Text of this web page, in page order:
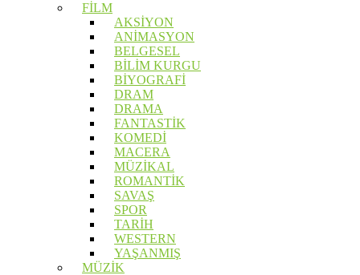
FİLM
AKSİYON
ANİMASYON
BELGESEL
BİLİM KURGU
BİYOGRAFİ
DRAM
DRAMA
FANTASTİK
KOMEDİ
MACERA
MÜZİKAL
ROMANTİK
SAVAŞ
SPOR
TARİH
WESTERN
YAŞANMIŞ
MÜZİK